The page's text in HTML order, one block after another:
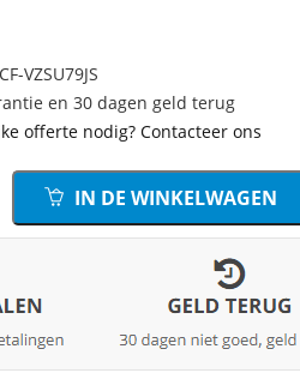
VZSU79JS
en 30 dagen geld terug
offerte nodig? Contacteer ons
IN DE WINKELWAGEN